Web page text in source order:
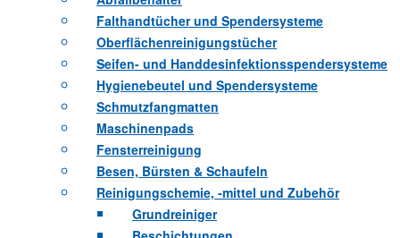
Falthandtücher und Spendersysteme
Oberflächenreinigungstücher
Seifen- und Handdesinfektionsspendersysteme
Hygienebeutel und Spendersysteme
Schmutzfangmatten
Maschinenpads
Fensterreinigung
Besen, Bürsten & Schaufeln
Reinigungschemie, -mittel und Zubehör
Grundreiniger